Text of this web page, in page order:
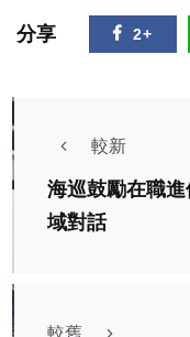
分享 2+
較新
海巡鼓勵在職
域對話
較舊